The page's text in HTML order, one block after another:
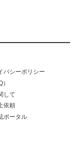
バシーポリシー
して
依頼
ポータル